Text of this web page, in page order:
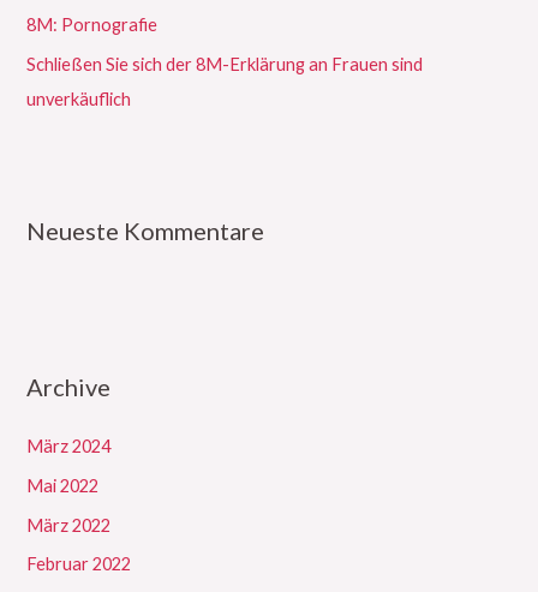
:8M: Pornografie
Schließen Sie sich der 8M-Erklärung an Frauen sind
unverkäuflich
Neueste Kommentare
Archive
März 2024
Mai 2022
März 2022
Februar 2022